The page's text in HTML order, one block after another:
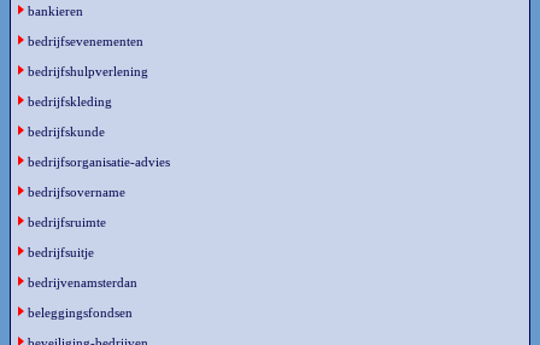
bankieren
bedrijfsevenementen
bedrijfshulpverlening
bedrijfskleding
bedrijfskunde
bedrijfsorganisatie-advies
bedrijfsovername
bedrijfsruimte
bedrijfsuitje
bedrijvenamsterdan
beleggingsfondsen